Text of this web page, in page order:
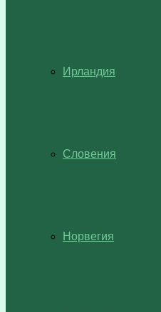
Ирландия
Словения
Норвегия